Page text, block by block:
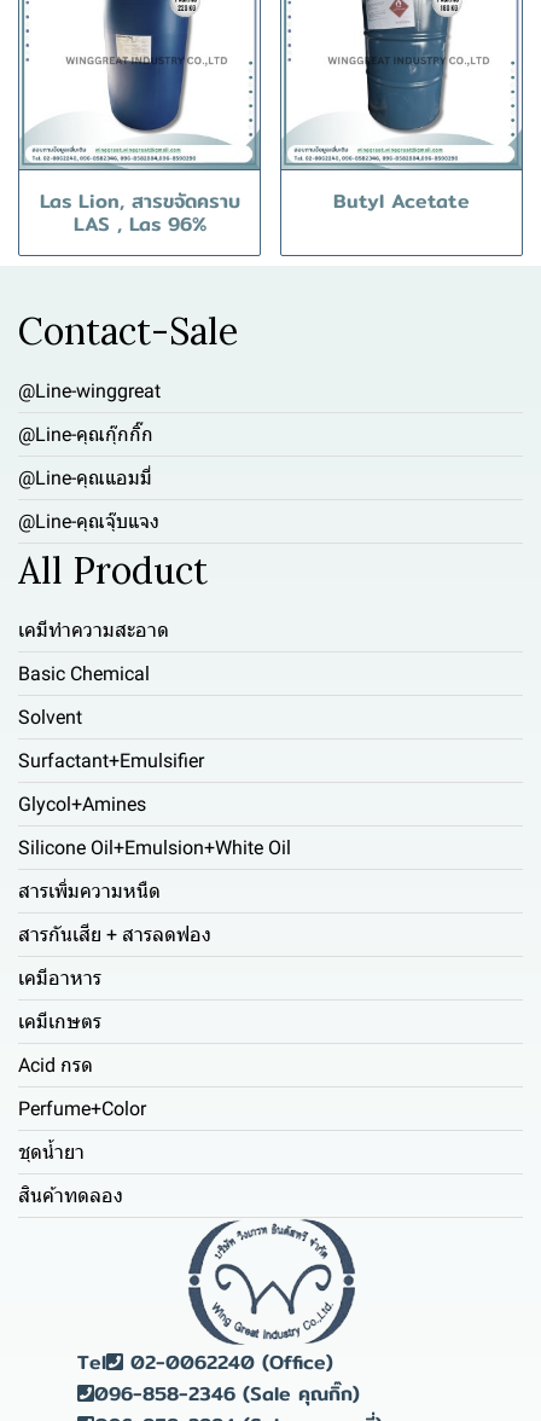
Las Lion, สารขจัดคราบ
LAS , Las 96%
Butyl Acetate
Contact-Sale
@Line-winggreat
@Line-คุณกุ๊กกิ๊ก
@Line-คุณแอมมี่
@Line-คุณจุ๊บแจง
All Product
เคมีทำความสะอาด
Basic Chemical
Solvent
Surfactant+Emulsifier
Glycol+Amines
Silicone Oil+Emulsion+White Oil
สารเพิ่มความหนืด
สารกันเสีย + สารลดฟอง
เคมีอาหาร
เคมีเกษตร
Acid กรด
Perfume+Color
ชุดน้ำยา
สินค้าทดลอง
Tel
02-0062240 (Office)
096-858-2346 (Sale คุณกิ๊ก)